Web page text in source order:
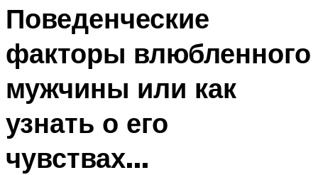
Поведенческие
факторы влюбленного
мужчины или как
узнать о его
чувствах…